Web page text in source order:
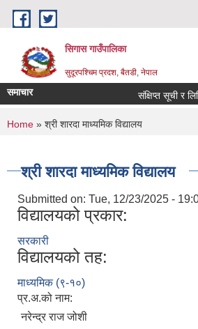
Skip to main content
सिगास गाउँपालिका
सुदूरपश्चिम प्रदश, बैतडी, नेपाल
समाचार संक्षिप्त सूची र
You are here
Home » श्री शारदा माध्यमिक विद्यालय
श्री शारदा माध्यमिक विद्यालय
Submitted on: Tue, 12/23/2025 -
विद्यालयको प्रकार:
सरकारी
विद्यालयको तह:
माध्यमिक (९-१०)
प्र.अ.को नाम:
नरेन्द्र राज जोशी